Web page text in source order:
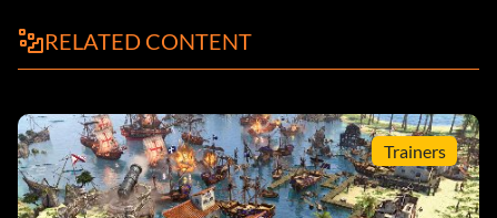
RELATED CONTENT
Trainers